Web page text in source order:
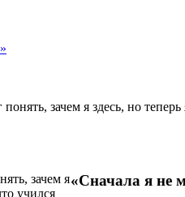
зачем я здесь, но теперь
«Сначала я не